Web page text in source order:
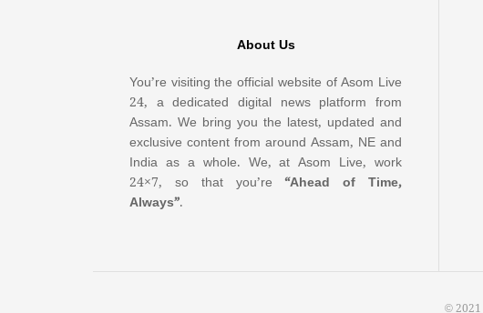
About Us
You’re visiting the official website of Asom Live
24, a dedicated digital news platform from
Assam. We bring you the latest, updated and
exclusive content from around Assam, NE and
India as a whole. We, at Asom Live, work
24×7, so that you’re“Ahead of Time,
Always”.
© 2021